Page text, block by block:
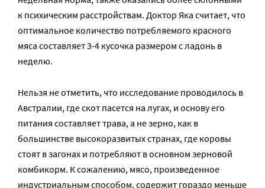
к психическим расстройствам. Доктор Яка считает, что
оптимальное количество потребляемого красного
мяса составляет 3-4 кусочка размером с ладонь в
неделю.
Нельзя не отметить, что исследование проводилось в
Австралии, где скот пасется на лугах, и основу его
питания составляет трава, а не зерно, как в
большинстве высокоразвитых странах, где коровы
стоят в загонах и потребляют в основном зерновой
комбикорм. К сожалению, мясо, произведенное
индустриальным способом, содержит гораздо меньше